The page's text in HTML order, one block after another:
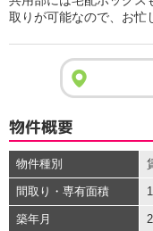
取りが可能なので、お忙
物件概要
物件種別
間取り・専有面積
築年月